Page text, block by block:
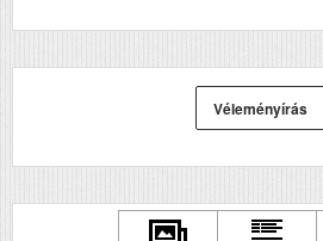
Első színes nyomat
elkészítési ideje (mp)
ADF (automatikus lapolvasó)
DADF (automatikus
USB
Véleményírás